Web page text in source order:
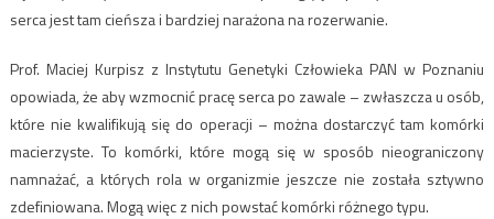
serca jest tam cieńsza i bardziej narażona na rozerwanie.
Prof. Maciej Kurpisz z Instytutu Genetyki Człowieka PAN w Poznaniu
opowiada, że aby wzmocnić pracę serca po zawale – zwłaszcza u osób,
które nie kwalifikują się do operacji – można dostarczyć tam komórki
macierzyste. To komórki, które mogą się w sposób nieograniczony
namnażać, a których rola w organizmie jeszcze nie została sztywno
zdefiniowana. Mogą więc z nich powstać komórki różnego typu.